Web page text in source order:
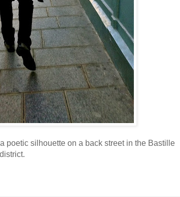
poetic silhouette on a back street in the Bastille
district.